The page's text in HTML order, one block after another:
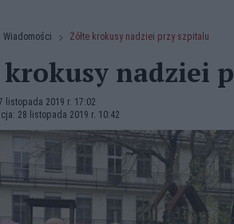
Wiadomości Żółte krokusy nadziei przy szpitalu
krokusy nadziei
listopada 2019 r. 17:02
28 listopada 2019 r. 10:42